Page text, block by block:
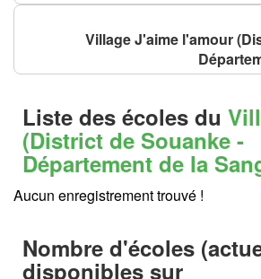
Village J'aime l'amour
Liste des écoles du
(District de Souanke -
Département de la
Aucun enregistrement trouvé !
Nombre d'écoles
disponibles sur